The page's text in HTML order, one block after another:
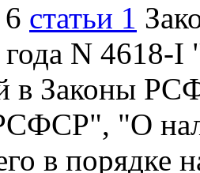
статьи 1
N 4618-
в Законы
"О
в порядке